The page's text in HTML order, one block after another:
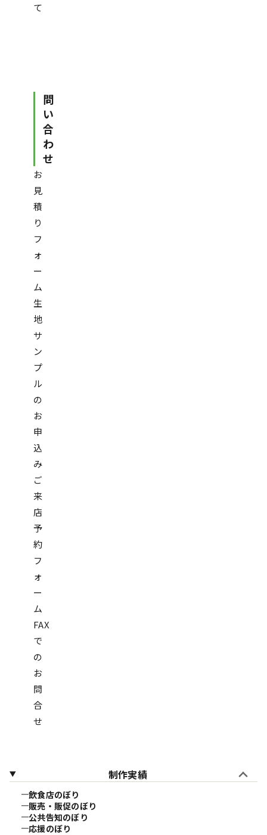
て
問
い
合
わ
せ
お
見
積
り
フ
ォ
ー
ム
生
地
サ
ン
プ
ル
の
お
申
込
み
ご
来
店
予
約
フ
ォ
ー
ム
FAX
で
の
お
問
合
せ
制作実績
飲食店のぼり
販売・販促のぼり
公共告知のぼり
応援のぼり